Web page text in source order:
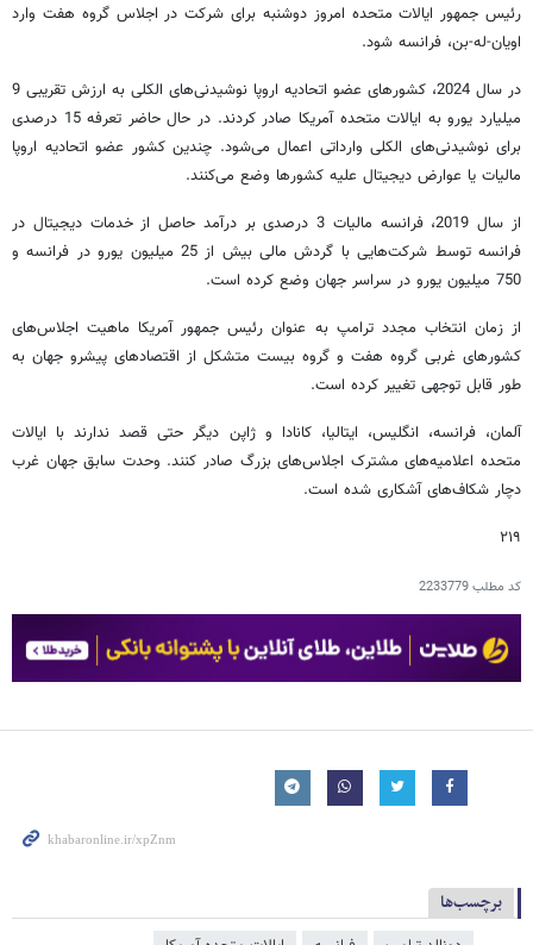
رئیس جمهور ایالات متحده امروز دوشنبه برای شرکت در اجلاس گروه هفت وارد
اویان-له-بن، فرانسه شود.
در سال 2024، کشورهای عضو اتحادیه اروپا نوشیدنی‌های الکلی به ارزش تقریبی 9
میلیارد یورو به ایالات متحده آمریکا صادر کردند. در حال حاضر تعرفه 15 درصدی
برای نوشیدنی‌های الکلی وارداتی اعمال می‌شود. چندین کشور عضو اتحادیه اروپا
مالیات یا عوارض دیجیتال علیه کشورها وضع می‌کنند.
از سال 2019، فرانسه مالیات 3 درصدی بر درآمد حاصل از خدمات دیجیتال در
فرانسه توسط شرکت‌هایی با گردش مالی بیش از 25 میلیون یورو در فرانسه و
750 میلیون یورو در سراسر جهان وضع کرده است.
از زمان انتخاب مجدد ترامپ به عنوان رئیس جمهور آمریکا ماهیت اجلاس‌های
کشورهای غربی گروه هفت و گروه بیست متشکل از اقتصادهای پیشرو جهان به
طور قابل توجهی تغییر کرده است.
آلمان، فرانسه، انگلیس، ایتالیا، کانادا و ژاپن دیگر حتی قصد ندارند با ایالات
متحده اعلامیه‌های مشترک اجلاس‌های بزرگ صادر کنند. وحدت سابق جهان غرب
دچار شکاف‌های آشکاری شده است.
۲۱۹
کد مطلب2233779
برچسب‌ها